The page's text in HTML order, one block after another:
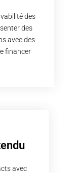
des
des
avec des
financer
avec